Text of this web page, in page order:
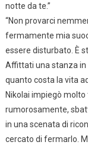
notte da te.”
“Non provarci
fermamente mia
essere disturbato. È
Affittati una stanza in
quanto costa la vita
Nikolai impiegò
rumorosamente,
in una scenata di
cercato di fermarlo.